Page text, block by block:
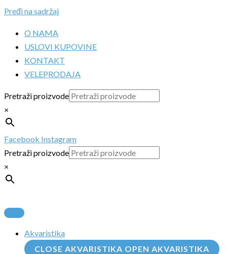
Pređi na sadržaj
O NAMA
USLOVI KUPOVINE
KONTAKT
VELEPRODAJA
Pretraži proizvode
×
Facebook Instagram
Pretraži proizvode
×
Akvaristika
CLOSE AKVARISTIKA OPEN AKVARISTIKA